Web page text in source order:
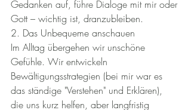
Gedanken auf, führe Dialoge mit mir oder
Gott – wichtig ist, dranzubleiben.
2. Das Unbequeme anschauen
Im Alltag übergehen wir unschöne
Gefühle. Wir entwickeln
Bewältigungsstrategien (bei mir war es
das ständige "Verstehen" und Erklären),
die uns kurz helfen, aber langfristig